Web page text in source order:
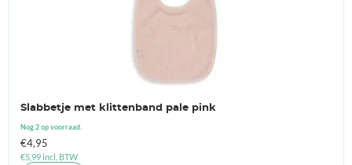
Slabbetje met klittenband pale pink
Nog 2 op voorraad.
€4,95
€5,99incl. BTW